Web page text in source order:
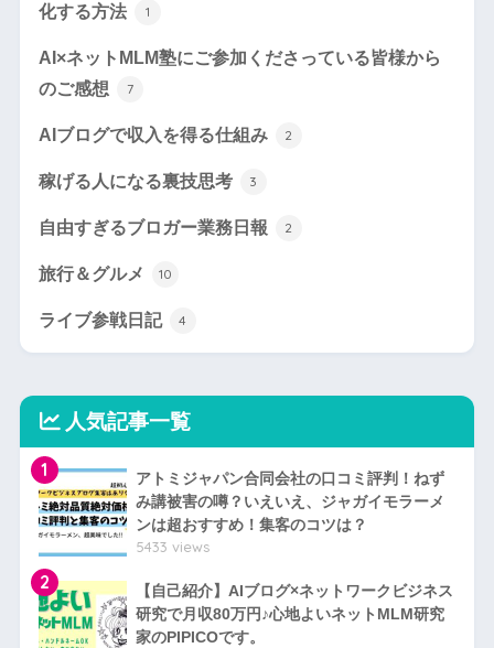
化する方法
1
AI×ネットMLM塾にご参加くださっている皆様から
のご感想
7
AIブログで収入を得る仕組み 2
稼げる人になる裏技思考 3
自由すぎるブロガー業務日報 2
旅行＆グルメ 10
ライブ参戦日記 4
人気記事一覧
1
アトミジャパン合同会社の口コミ評判！ねず
み講被害の噂？いえいえ、ジャガイモラーメ
ンは超おすすめ！集客のコツは？
5433 views
2
【自己紹介】AIブログ×ネットワークビジネス
研究で月収80万円♪心地よいネットMLM研究
家のPIPICOです。